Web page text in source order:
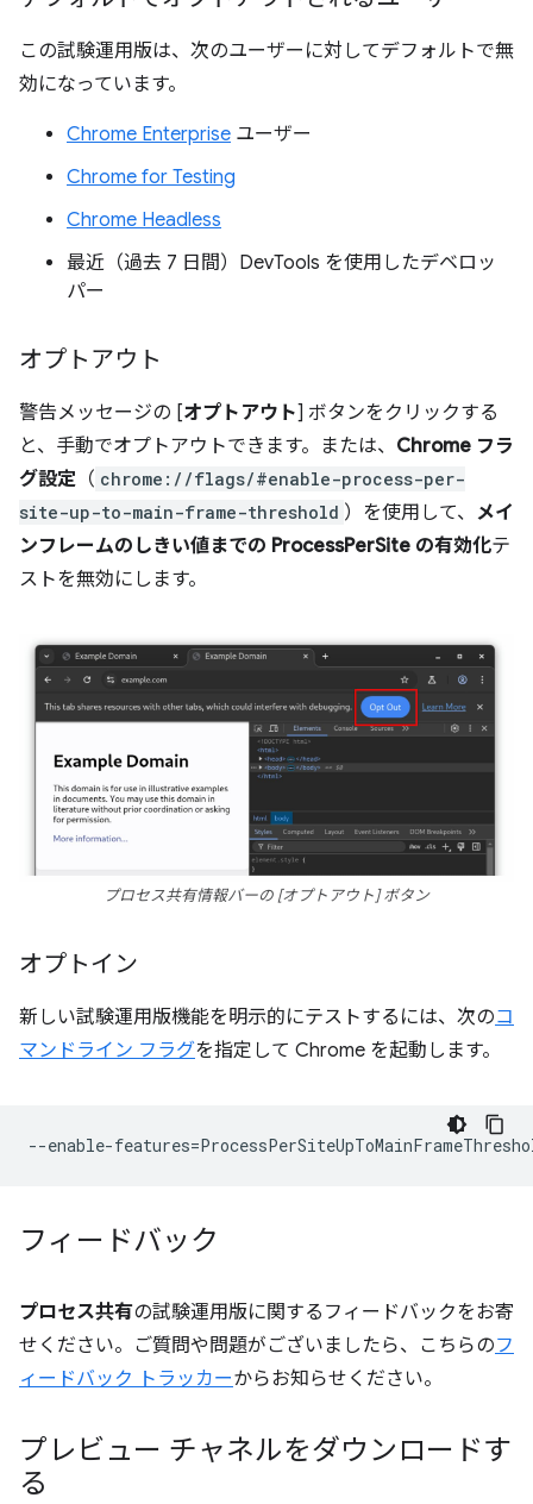
この試験運用版は、次のユーザーに対してデフォルトで無
効になっています。
Chrome Enterprise ユーザー
Chrome for Testing
Chrome Headless
最近（過去 7 日間）DevTools を使用したデベロッ
パー
オプトアウト
警告メッセージの [オプトアウト] ボタンをクリックする
と、手動でオプトアウトできます。または、 Chrome フラ
グ設定 （ chrome://flags/#enable-process-per-
site-up-to-main-frame-threshold ）を使用して、 メイ
ンフレームのしきい値までの ProcessPerSite の有効化テ
ストを無効にします。
プロセス共有情報バーの [オプトアウト] ボタン
オプトイン
新しい試験運用版機能を明示的にテストするには、次のコ
マンドライン フラグを指定して Chrome を起動します。
--enable-features=
フィードバック
プロセス共有の試験運用版に関するフィードバックをお寄
せください。ご質問や問題がございましたら、こちらのフ
ィードバック トラッカーからお知らせください。
プレビュー チャネルをダウンロードす
る